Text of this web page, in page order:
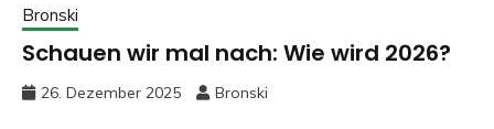
Bronski
Schauen wir mal nach: Wie wird 2026?
26. Dezember 2025 Bronski